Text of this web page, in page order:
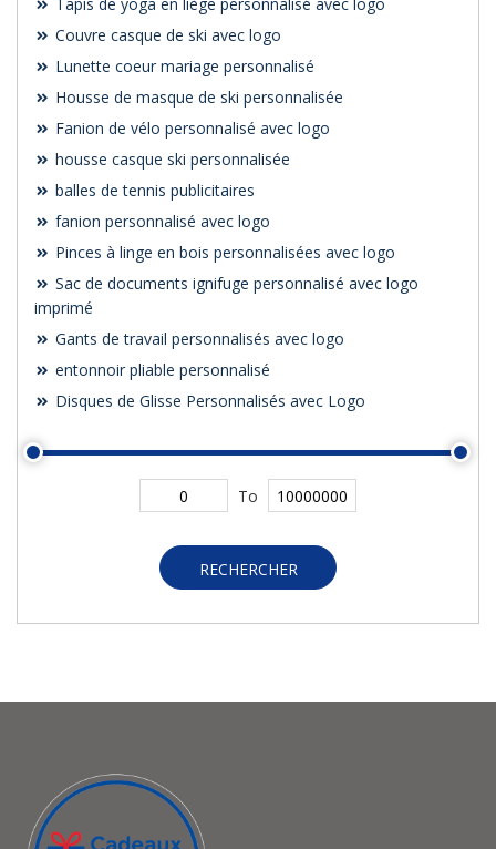
Couvre casque de ski avec logo
Lunette coeur mariage personnalisé
Housse de masque de ski personnalisée
Fanion de vélo personnalisé avec logo
housse casque ski personnalisée
balles de tennis publicitaires
fanion personnalisé avec logo
Pinces à linge en bois personnalisées avec logo
Sac de documents ignifuge personnalisé avec logo
imprimé
Gants de travail personnalisés avec logo
entonnoir pliable personnalisé
Disques de Glisse Personnalisés avec Logo
To
RECHERCHER